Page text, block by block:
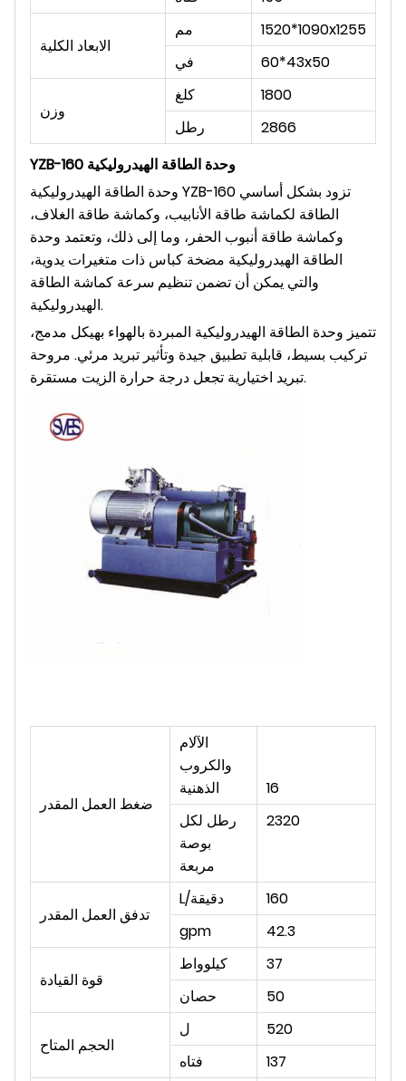
الابعاد الكلية
مم
1520*1090x1255
في
60*43x50
وزن
كلغ
1800
رطل
2866
YZB-160 وحدة الطاقة الهيدروليكية
وحدة الطاقة الهيدروليكية YZB-160 تزود بشكل أساسي
الطاقة لكماشة طاقة الأنابيب، وكماشة طاقة الغلاف،
وكماشة طاقة أنبوب الحفر، وما إلى ذلك، وتعتمد وحدة
الطاقة الهيدروليكية مضخة كباس ذات متغيرات يدوية،
والتي يمكن أن تضمن تنظيم سرعة كماشة الطاقة
الهيدروليكية.
تتميز وحدة الطاقة الهيدروليكية المبردة بالهواء بهيكل مدمج،
تركيب بسيط، قابلية تطبيق جيدة وتأثير تبريد مرئي. مروحة
تبريد اختيارية تجعل درجة حرارة الزيت مستقرة.
ضغط العمل المقدر
الآلام
والكروب
الذهنية
16
رطل لكل
بوصة
مربعة
2320
تدفق العمل المقدر
L/دقيقة
160
gpm
42.3
قوة القيادة
كيلوواط
37
حصان
50
الحجم المتاح
ل
520
فتاه
137